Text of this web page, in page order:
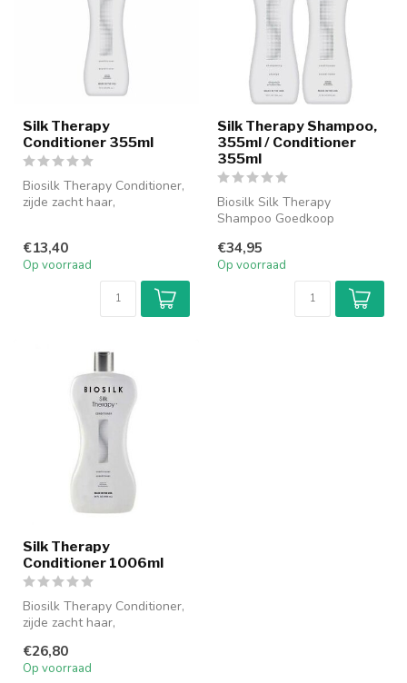
Silk Therapy
Conditioner 355ml
Biosilk Therapy Conditioner,
zijde zacht haar,
€13,40
Op voorraad
Silk Therapy Shampoo,
355ml / Conditioner
355ml
Biosilk Silk Therapy
Shampoo Goedkoop
Therapy Sha...
€34,95
Op voorraad
Silk Therapy
Conditioner 1006ml
Biosilk Therapy Conditioner,
zijde zacht haar,
Thera...
€26,80
Op voorraad